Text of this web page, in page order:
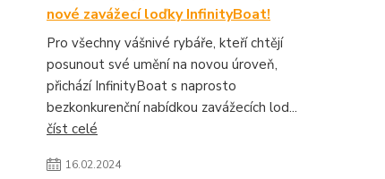
nové zavážecí loďky InfinityBoat!
Pro všechny vášnivé rybáře, kteří chtějí
posunout své umění na novou úroveň,
přichází InfinityBoat s naprosto
bezkonkurenční nabídkou zavážecích lod...
číst celé
16.02.2024